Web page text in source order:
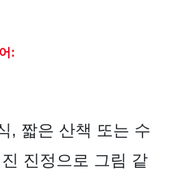
:
, 짧은 산책 또는 수
진정으로 그림 같